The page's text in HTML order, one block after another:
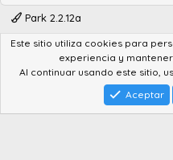
Park 2.2.12a
Community platform by XenForo® ©
Advanced Forum Stats by
Feedback SystembyXenCentral.com
StylesFactory.pl
Este sitio utiliza cookies para
experiencia y
Al continuar usando este sitio,
Aceptar